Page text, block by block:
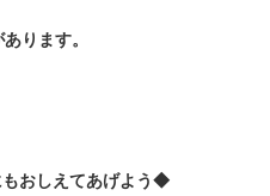
ります。
おしえてあげよう◆